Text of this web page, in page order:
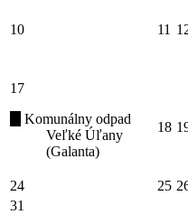
10 11
17
Komunálny odpad
Veľké Úľany
(Galanta)
18
24 25
31